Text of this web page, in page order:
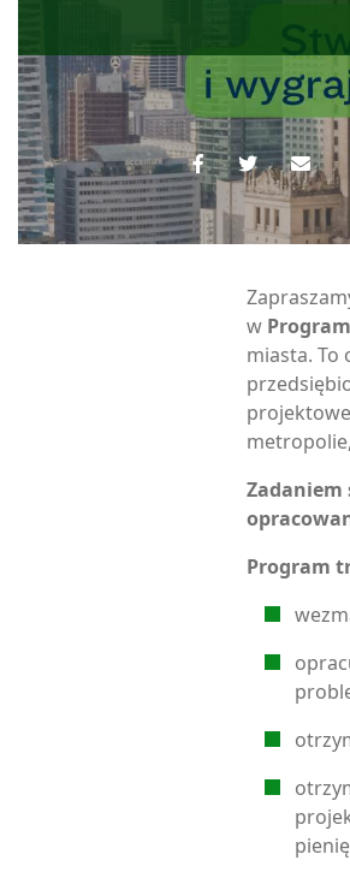
w
miasta. To
Program